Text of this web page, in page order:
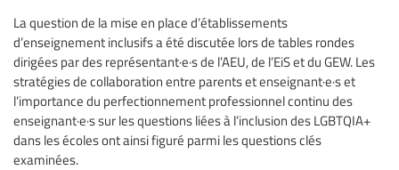
La question de la mise en place d’établissements
d’enseignement inclusifs a été discutée lors de tables rondes
dirigées par des représentant·e·s de l’AEU, de l’EiS et du GEW. Les
stratégies de collaboration entre parents et enseignant·e·s et
l’importance du perfectionnement professionnel continu des
enseignant·e·s sur les questions liées à l’inclusion des LGBTQIA+
dans les écoles ont ainsi figuré parmi les questions clés
examinées.